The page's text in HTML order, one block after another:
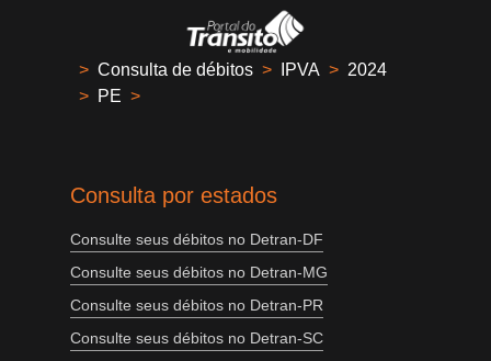
> Consulta de débitos > IPVA > 2024
> PE >
Consulta por estados
Consulte seus débitos no Detran-DF
Consulte seus débitos no Detran-MG
Consulte seus débitos no Detran-PR
Consulte seus débitos no Detran-SC